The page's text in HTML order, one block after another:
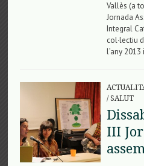
Vallès (a
Jornada
Integral
col·lectiu
l’any
/SALUT
III